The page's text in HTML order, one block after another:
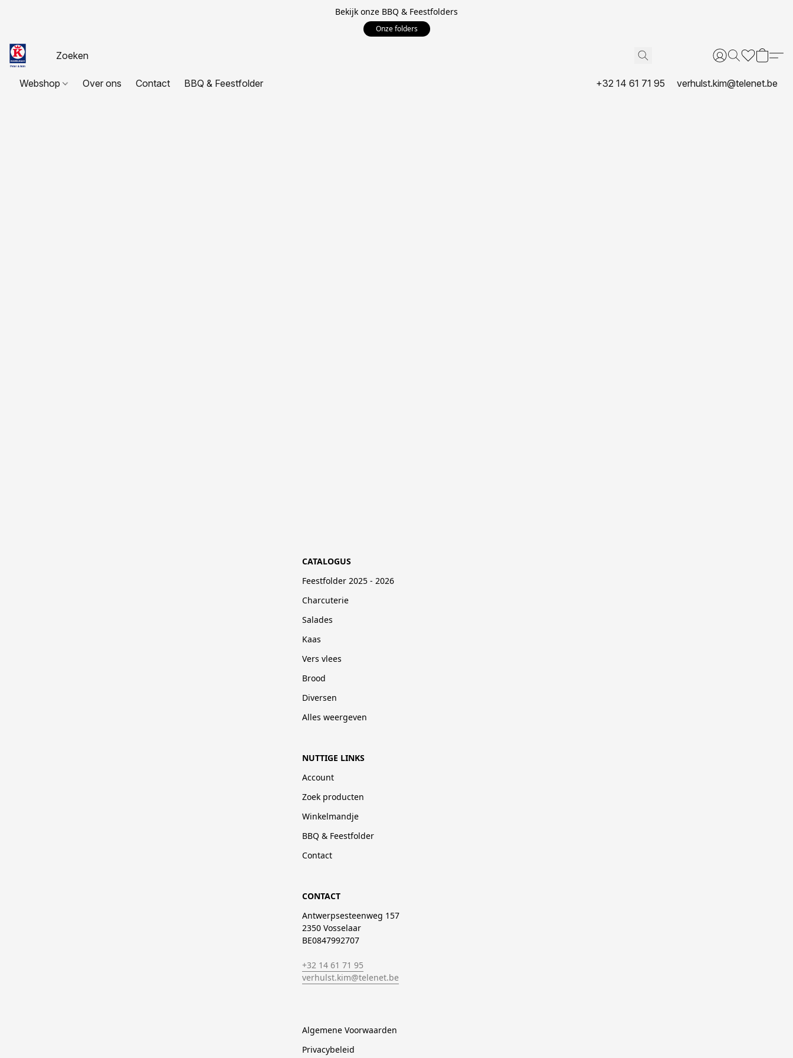
Bekijk onze BBQ & Feestfolders
Onze folders
Webshop Over ons Contact BBQ & Feestfolder +32 14 61 71 95 verhulst.kim@telenet.be
CATALOGUS
Feestfolder 2025 - 2026
Charcuterie
Salades
Kaas
Vers vlees
Brood
Diversen
Alles weergeven
NUTTIGE LINKS
Account
Zoek producten
Winkelmandje
BBQ & Feestfolder
Contact
CONTACT
Antwerpsesteenweg 157
2350 Vosselaar
BE0847992707
+32 14 61 71 95
verhulst.kim@telenet.be
Algemene Voorwaarden
Privacybeleid